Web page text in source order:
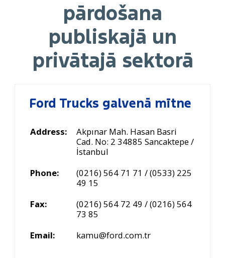
pārdošana
publiskajā un
privātajā sektorā
Ford Trucks galvenā mītne
Address:
Akpınar Mah. Hasan Basri
Cad. No: 2 34885 Sancaktepe /
İstanbul
Phone:
(0216) 564 71 71 /(0533) 225
49 15
Fax:
(0216) 564 72 49/ (0216) 564
73 85
Email:
kamu@ford.com.tr